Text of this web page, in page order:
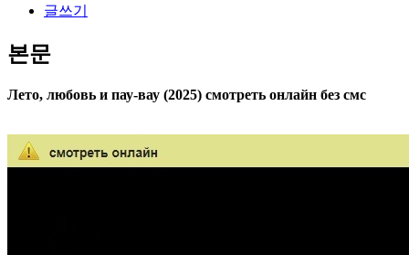
글쓰기
본문
Лето, любовь и пау-вау (2025) смотреть онлайн без смс